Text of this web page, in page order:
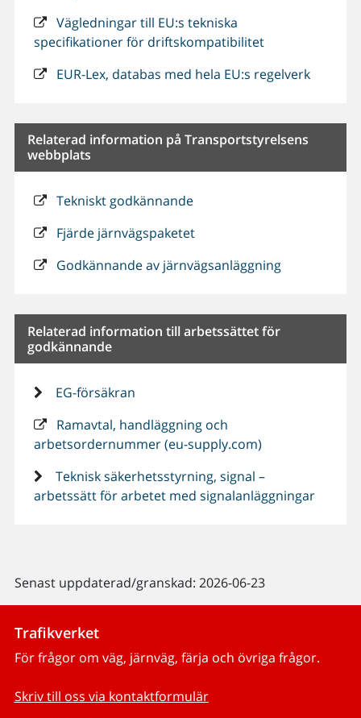
Vägledningar till EU:s tekniska
specifikationer för driftskompatibilitet
EUR-Lex, databas med hela EU:s regelverk
Relaterad information på Transportstyrelsens
webbplats
Tekniskt godkännande
Fjärde järnvägspaketet
Godkännande av järnvägsanläggning
Relaterad information till arbetssättet för
godkännande
EG-försäkran
Ramavtal, handläggning och
arbetsordernummer (eu-supply.com)
Teknisk säkerhetsstyrning, signal –
arbetssätt för arbetet med signalanläggningar
Senast uppdaterad/granskad: 2026-06-23
Trafikverket
För frågor om väg, järnväg, färja och övriga frågor.
Skriv till oss via kontaktformulär